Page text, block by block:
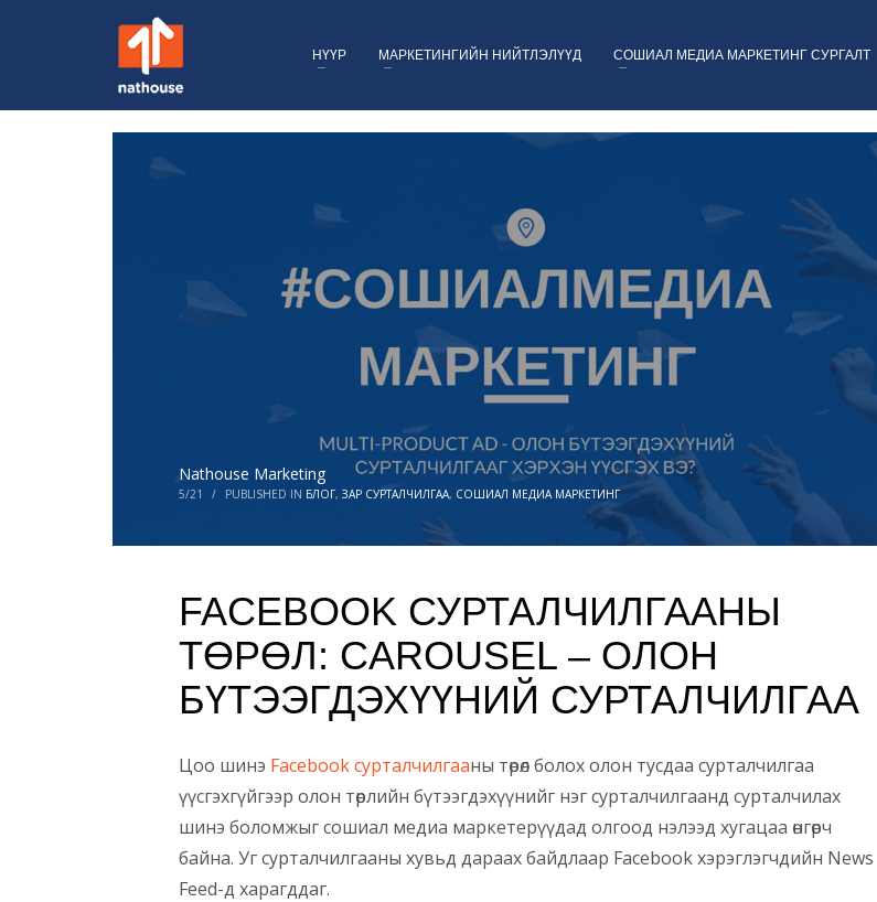
НҮҮР МАРКЕТИНГИЙН НИЙТЛЭЛҮҮД СОШИАЛ МЕДИА МАРКЕТИНГ СУРГАЛТ
Nathouse Marketing
5/21 / PUBLISHED IN БЛОГ, ЗАР СУРТАЛЧИЛГАА, СОШИАЛ МЕДИА МАРКЕТИНГ
FACEBOOK СУРТАЛЧИЛГААНЫ
ТӨРӨЛ: CAROUSEL – ОЛОН
БҮТЭЭГДЭХҮҮНИЙ СУРТАЛЧИЛГАА
Цоо шинэ Facebook сурталчилгааны төрөл болох олон тусдаа сурталчилгаа
үүсгэхгүйгээр олон төрлийн бүтээгдэхүүнийг нэг сурталчилгаанд сурталчилах
шинэ боломжыг сошиал медиа маркетерүүдад олгоод нэлээд хугацаа өнгөрч
байна. Уг сурталчилгааны хувьд дараах байдлаар Facebook хэрэглэгчдийн News
Feed-д харагддаг.